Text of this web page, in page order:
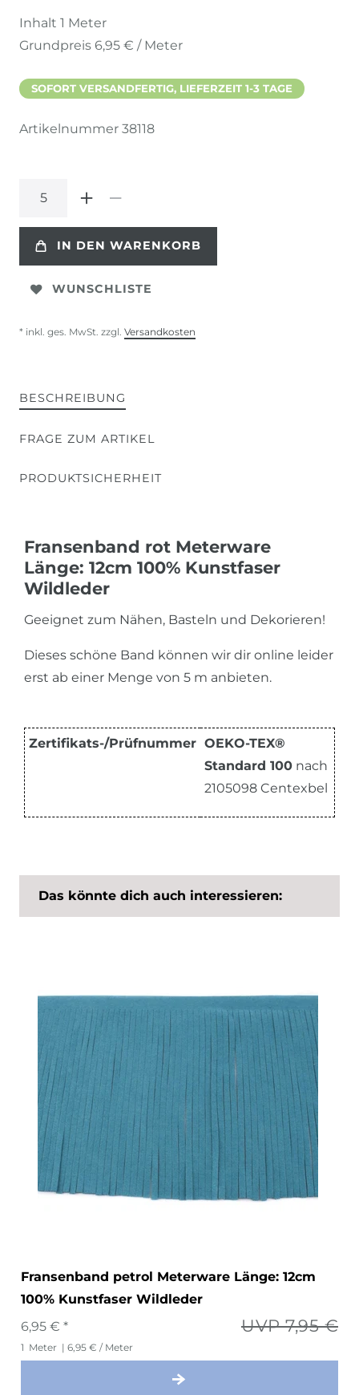
Inhalt 1 Meter
Grundpreis 6,95 € / Meter
SOFORT VERSANDFERTIG, LIEFERZEIT 1-3 TAGE
Artikelnummer 38118
IN DEN WARENKORB
WUNSCHLISTE
* inkl. ges. MwSt. zzgl. Versandkosten
BESCHREIBUNG
FRAGE ZUM ARTIKEL
PRODUKTSICHERHEIT
Fransenband rot Meterware
Länge: 12cm 100% Kunstfaser
Wildleder
Geeignet zum Nähen, Basteln und Dekorieren!
Dieses schöne Band können wir dir online leider
erst ab einer Menge von 5 m anbieten.
Zertifikats-/Prüfnummer OEKO-TEX®
Standard 100 nach
2105098 Centexbel
Das könnte dich auch interessieren:
Fransenband petrol Meterware Länge: 12cm
100% Kunstfaser Wildleder
UVP 7,95 €
6,95 € *
1 Meter | 6,95 € / Meter